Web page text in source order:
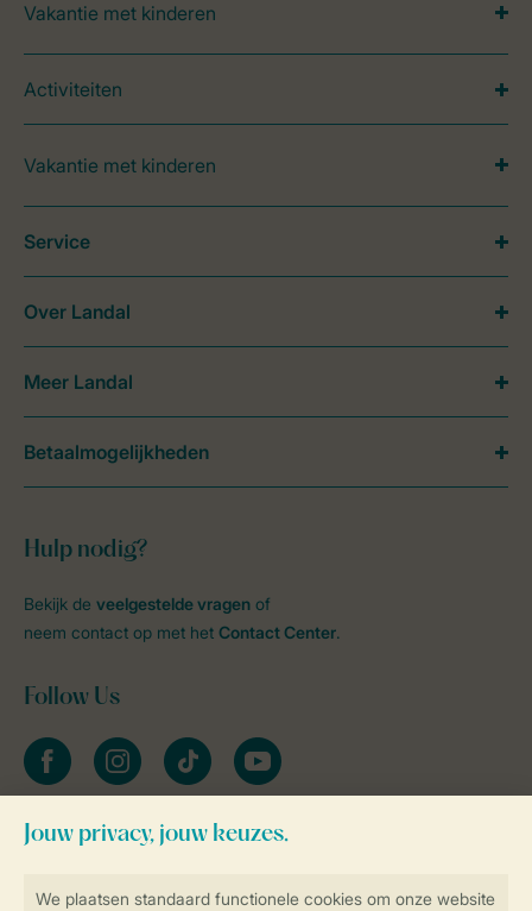
Vakantie met kinderen
Activiteiten
Vakantie met kinderen
Hulp nodig?
Bekijk de veelgestelde vragen of
neem contact op met het Contact Center.
Follow Us
facebookinstagramtiktok youtube
Blijf op de hoogte
Service
Over Landal
Meer Landal
Betaalmogelijkheden